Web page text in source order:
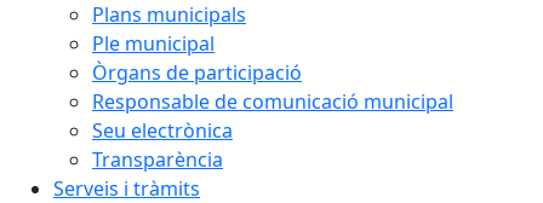
Plans municipals
Ple municipal
Òrgans de participació
Responsable de comunicació municipal
Seu electrònica
Transparència
Serveis i tràmits